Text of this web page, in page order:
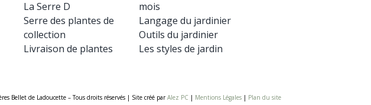
La Serre D
Serre des plantes de
collection
Livraison de plantes
mois
Langage du jardinier
Outils du jardinier
Les styles de jardin
Bellet de Ladoucette – Tous droits réservés | Site créé parAlez PC| Mentions Légales| Plan du site